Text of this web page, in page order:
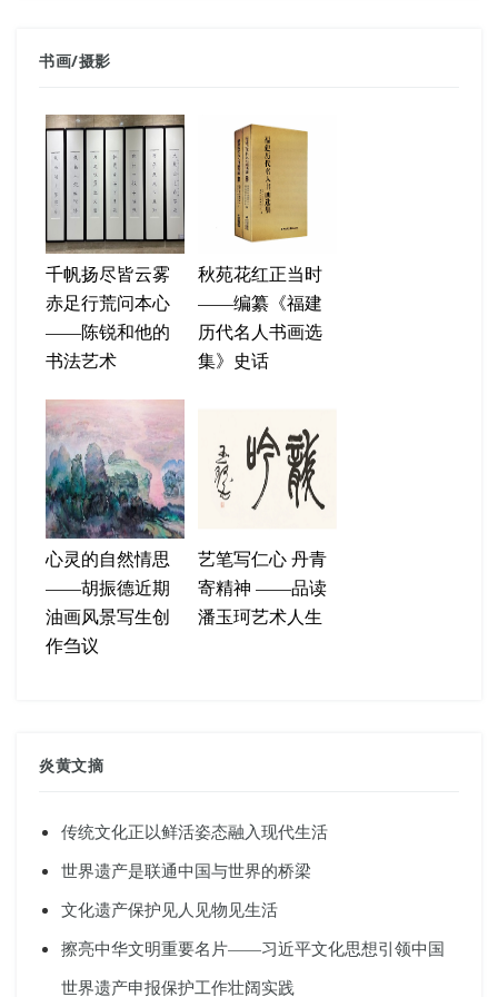
书画/摄影
千帆扬尽皆云雾
赤足行荒问本心
——陈锐和他的
书法艺术
秋苑花红正当时
——编纂《福建
历代名人书画选
集》史话
心灵的自然情思
——胡振德近期
油画风景写生创
作刍议
艺笔写仁心 丹青
寄精神 ——品读
潘玉珂艺术人生
炎黄文摘
传统文化正以鲜活姿态融入现代生活
世界遗产是联通中国与世界的桥梁
文化遗产保护见人见物见生活
擦亮中华文明重要名片——习近平文化思想引领中国
世界遗产申报保护工作壮阔实践